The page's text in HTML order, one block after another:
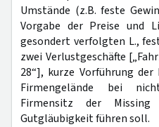
Umstände (z.B. feste
Vorgabe der Preise und
gesondert verfolgten L.,
zwei Verlustgeschäfte
28“], kurze Vorführung der
Firmengelände bei
Firmensitz der
Gutgläubigkeit führen soll.